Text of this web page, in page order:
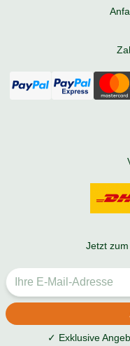
Jetzt
✓ Exklusive